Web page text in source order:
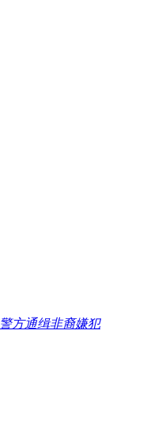
方通缉非裔嫌犯